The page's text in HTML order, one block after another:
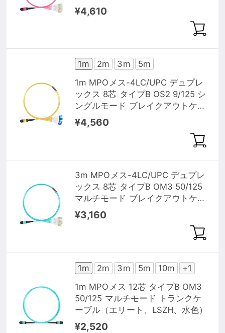
ウトケーブル（エリート、LSZH、
マゼンタ）
¥4,610
1m 2m 3m
5m
1m MPOメス-4LC/UPC デュプレ
ックス 8芯 タイプB OS2 9/125 シ
ングルモード ブレイクアウトケー
ブル（エリート、LSZH、黄色）
¥4,560
3m MPOメス-4LC/UPC デュプレ
ックス 8芯 タイプB OM3 50/125
マルチモード ブレイクアウトケー
ブル（エリート、LSZH、水色）
¥3,160
1m 2m 3m 5m 10m
+1
1m MPOメス 12芯 タイプB OM3
50/125 マルチモード トランクケ
ーブル（エリート、LSZH、水色）
¥2,520